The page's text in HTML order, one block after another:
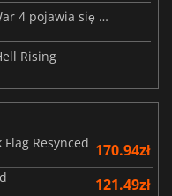
W Warhammer 40,000: Dawn of War 4 pojawia się frakcja Nekronów
Rising
Resynced 170.94zł
121.49zł